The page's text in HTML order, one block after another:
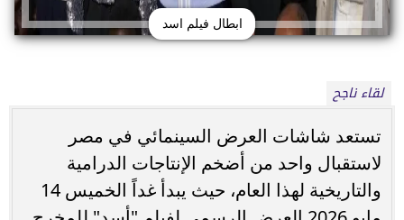
ابطال فيلم اسد
لقاء ناجح
تستعد شاشات العرض السينمائي في مصر
لاستقبال واحد من أضخم الإنتاجات الدرامية
والتاريخية لهذا العام، حيث يبدأ غداً الخميس 14